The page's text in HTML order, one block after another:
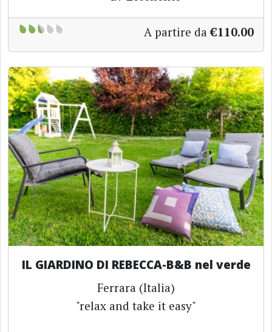
A partire da €110.00
IL GIARDINO DI REBECCA-B&B nel verde
Ferrara (Italia)
"relax and take it easy"